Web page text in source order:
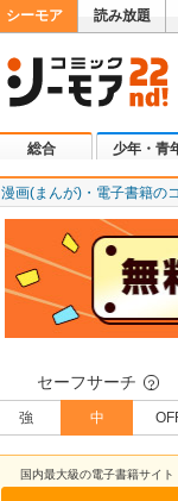
シーモア 読み放題
総合 少年・青
漫画(まんが)・電子書籍の
セーフサーチ ？
強 中
国内最大級の電子書籍サイト